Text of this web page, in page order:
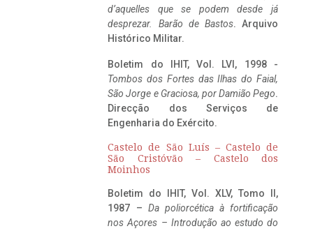
d’aquelles que se podem desde já
desprezar. Barão de Bastos. Arquivo
Histórico Militar.
Boletim do IHIT, Vol. LVI, 1998 -
Tombos dos Fortes das Ilhas do Faial,
São Jorge e Graciosa, por Damião Pego.
Direcção dos Serviços de
Engenharia do Exército.
Castelo de São Luís – Castelo de
São Cristóvão – Castelo dos
Moinhos
Boletim do IHIT, Vol. XLV, Tomo II,
1987 – Da poliorcética à fortificação
nos Açores – Introdução ao estudo do